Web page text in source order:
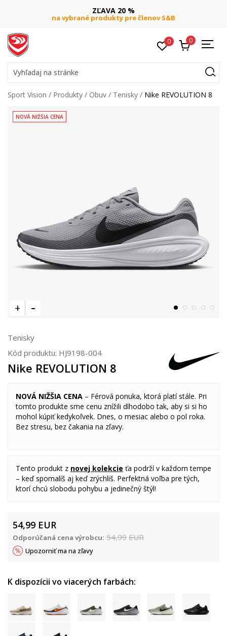
ZĽAVA 20 %
na vybrané produkty pre členov S&B
0 0
Vyhľadaj na stránke
Sport Vision Produkty Obuv Tenisky Nike REVOLUTION 8
NOVÁ NIŽŠIA CENA
Tenisky
Kód produktu: HJ9198-004
Nike REVOLUTION 8
NOVÁ NIŽŠIA CENA – Férová ponuka, ktorá platí stále. Pri
tomto produkte sme cenu znížili dlhodobo tak, aby si si ho
mohol kúpiť kedykoľvek. Dnes, o mesiac alebo o pol roka.
Bez stresu, bez čakania na zľavy.
Tento produkt z novej kolekcie ťa podrží v každom tempe
– keď spomalíš aj keď zrýchliš. Perfektná voľba pre tých,
ktorí chcú slobodu pohybu a jedinečný štýl!
54,99 EUR
Odporúčaná cena výrobcu: 54,99 EUR
Upozorniť ma na zľavy
K dispozícii vo viacerých farbách: